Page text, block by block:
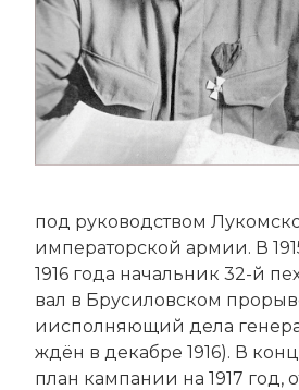
под руководством
императорской ар­мии. В
1916 года начальник 32-й
вал в Бру­си­лов­ском
иисполняющий дела
ждён в декабре 1916). В
план кам­па­нии на 1917